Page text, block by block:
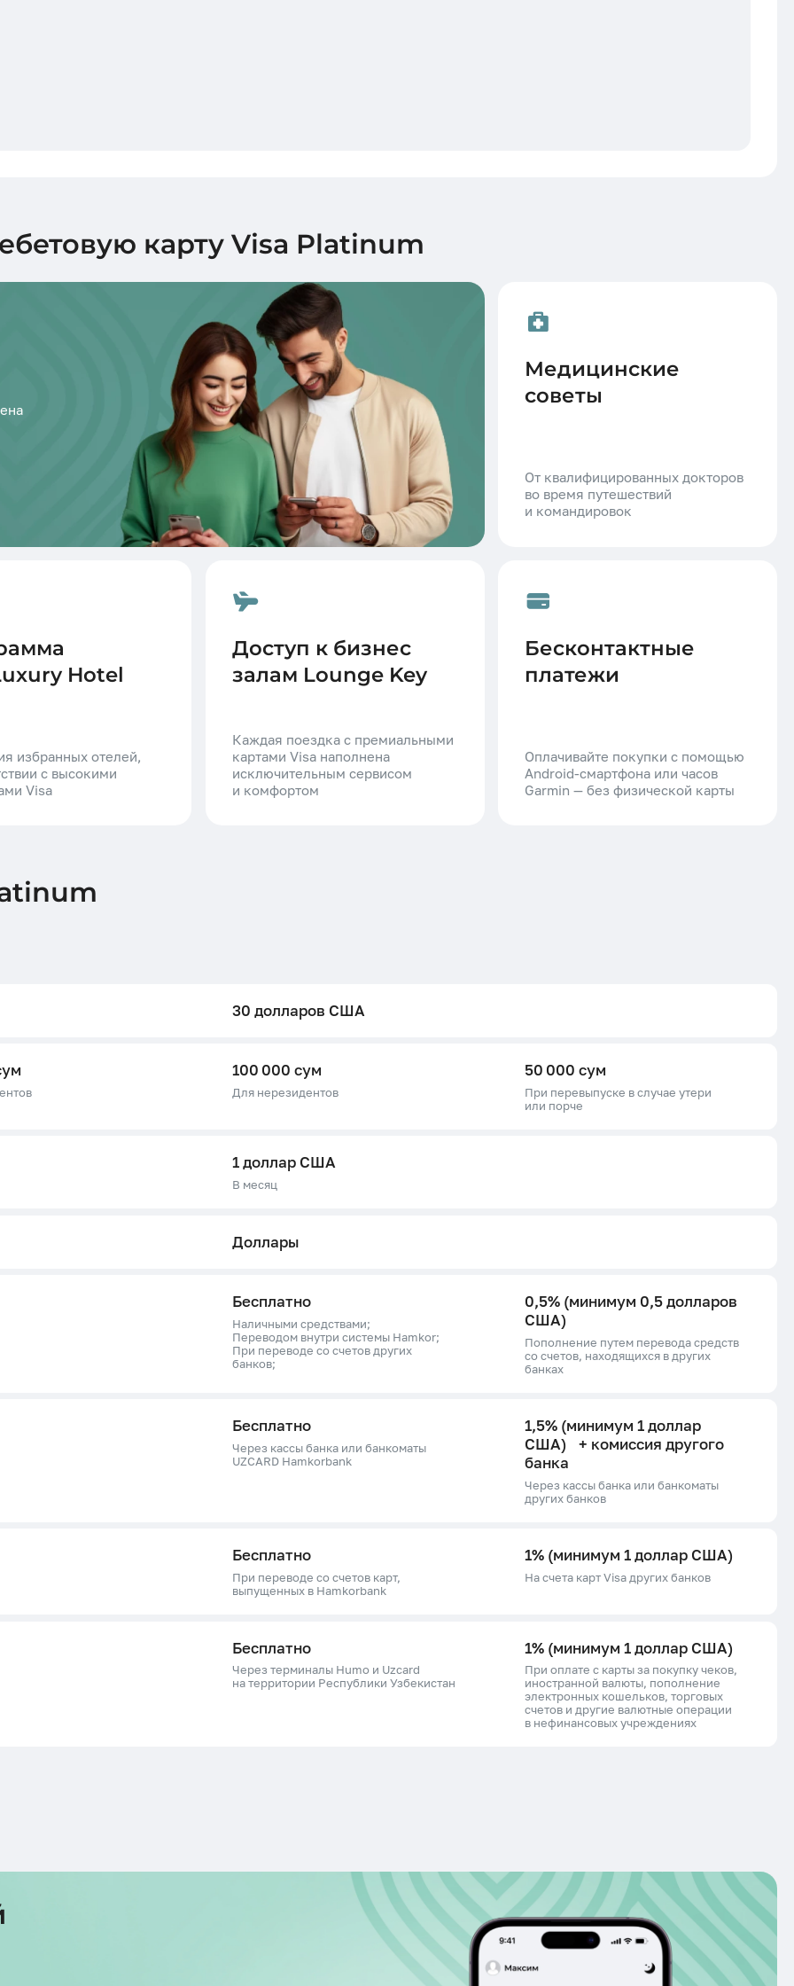
карту Visa Platinum
Медицинские
советы
От квалифицированных докторов
во время путешествий
и командировок
Hotel
избранных отелей,
с высокими
Visa
Доступ к бизнес
залам Lounge Key
Каждая поездка с премиальными
картами Visa наполнена
исключительным сервисом
и комфортом
Бесконтактные
платежи
Оплачивайте покупки с помощью
Android-смартфона или часов
Garmin — без физической карты
30 долларов США
100 000 сум
Для нерезидентов
50 000 сум
При перевыпуске в случае утери
или порче
1 доллар США
В месяц
Доллары
Бесплатно
Наличными средствами;
Переводом внутри системы Hamkor;
При переводе со счетов других
банков;
0,5% (минимум 0,5 долларов
США)
Пополнение путем перевода средств
со счетов, находящихся в других
банках
Бесплатно
Через кассы банка или банкоматы
UZCARD Hamkorbank
1,5% (минимум 1 доллар
США) + комиссия другого
банка
Через кассы банка или банкоматы
других банков
Бесплатно
При переводе со счетов карт,
выпущенных в Hamkorbank
1% (минимум 1 доллар США)
На счета карт Visa других банков
Бесплатно
Через терминалы Humo и Uzcard
на территории Республики Узбекистан
1% (минимум 1 доллар США)
При оплате с карты за покупку чеков,
иностранной валюты, пополнение
электронных кошельков, торговых
счетов и другие валютные операции
в нефинансовых учреждениях